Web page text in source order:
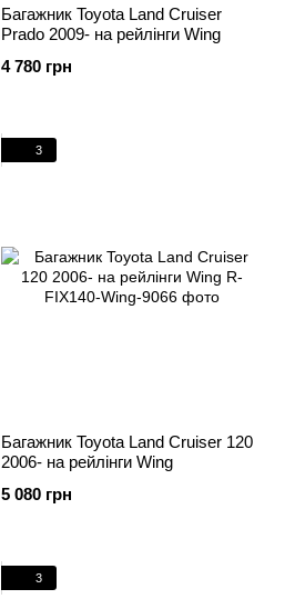
Багажник Toyota Land Cruiser
Prado 2009- на рейлінги Wing
4 780 грн
3
Багажник Toyota Land Cruiser 120
2006- на рейлінги Wing
5 080 грн
3